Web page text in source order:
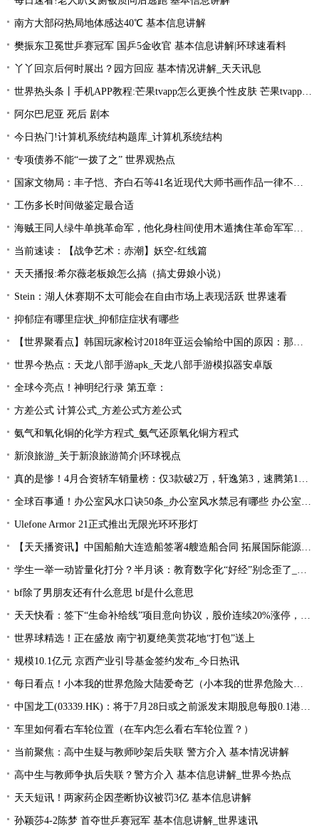
南方大部闷热局地体感达40℃ 基本信息讲解
樊振东卫冕世乒赛冠军 国乒5金收官 基本信息讲解|环球速看料
丫丫回京后何时展出？园方回应 基本情况讲解_天天讯息
世界热头条丨手机APP教程:芒果tvapp怎么更换个性皮肤 芒果tvapp更换个性皮肤的方法
阿尔巴尼亚 死后 剧本
今日热门!计算机系统结构题库_计算机系统结构
专项债券不能“一拨了之” 世界观热点
国家文物局：丰子恺、齐白石等41名近现代大师书画作品一律不准出境
工伤多长时间做鉴定最合适
海贼王同人绿牛单挑革命军，他化身柱间使用木遁擒住革命军军长！
当前速读：【战争艺术：赤潮】妖空-红线篇
天天播报:希尔薇老板娘怎么搞（搞丈毋娘小说）
Stein：湖人休赛期不太可能会在自由市场上表现活跃 世界速看
抑郁症有哪里症状_抑郁症症状有哪些
【世界聚看点】韩国玩家检讨2018年亚运会输给中国的原因：那一年是Uzi的时代！
世界今热点：天龙八部手游apk_天龙八部手游模拟器安卓版
全球今亮点！神明纪行录 第五章：
方差公式 计算公式_方差公式方差公式
氨气和氧化铜的化学方程式_氨气还原氧化铜方程式
新浪旅游_关于新浪旅游简介|环球视点
真的是惨！4月合资轿车销量榜：仅3款破2万，轩逸第3，速腾第16！
全球百事通！办公室风水口诀50条_办公室风水禁忌有哪些 办公室风水禁忌大全
Ulefone Armor 21正式推出无限光环环形灯
【天天播资讯】中国船舶大连造船签署4艘造船合同 拓展国际能源运输领域合作
学生一举一动皆量化打分？半月谈：教育数字化“好经”别念歪了_环球今亮点
bf除了男朋友还有什么意思 bf是什么意思
天天快看：签下“生命补给线”项目意向协议，股价连续20%涨停，这家公司获机构扎堆关注
世界球精选！正在盛放 南宁初夏绝美赏花地“打包”送上
规模10.1亿元 京西产业引导基金签约发布_今日热讯
每日看点！小本我的世界危险大陆爱奇艺（小本我的世界危险大陆）
中国龙工(03339.HK)：将于7月28日或之前派发末期股息每股0.1港元-世界微资讯
车里如何看右车轮位置（在车内怎么看右车轮位置？）
当前聚焦：高中生疑与教师吵架后失联 警方介入 基本情况讲解
高中生与教师争执后失联？警方介入 基本信息讲解_世界今热点
天天短讯！两家药企因垄断协议被罚3亿 基本信息讲解
孙颖莎4-2陈梦 首夺世乒赛冠军 基本信息讲解_世界速讯